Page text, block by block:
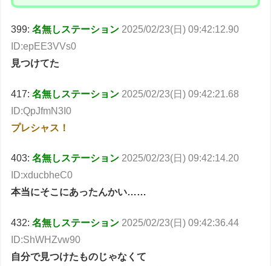
399:名無しステーション 2025/02/23(日) 09:42:12.90
ID:epEE3VVs0
見つけてた
417:名無しステーション 2025/02/23(日) 09:42:21.68
ID:QpJfmN3I0
プレシャス！
403:名無しステーション 2025/02/23(日) 09:42:14.20
ID:xducbheC0
本当にそこにあったんかい……
432:名無しステーション 2025/02/23(日) 09:42:36.44
ID:ShWHZvw90
自分で見つけたものじゃなくて